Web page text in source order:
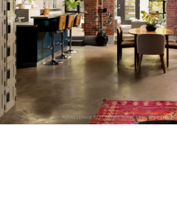
Tendance
Interieurs Scandinaves
La Décoration Selon Votre Signe Astrologique
Les Trouvailles Déco Du Jour
Loft
Maison Appartement Écologique
Maison Container/container House
Maison Et Appartement Vintage
On
Petite Surface
Piscine Question De
Revue De Week End
Tiny House